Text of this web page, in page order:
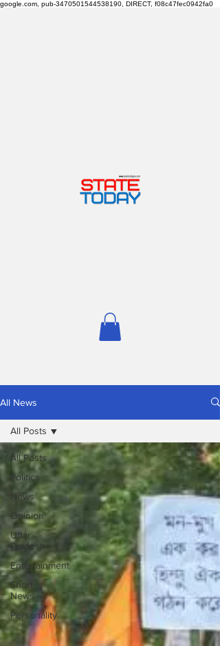
google.com, pub-3470501544538190, DIRECT, f08c47fec0942fa0
All News
All Posts
Politics
News
Opinion
Uttar
Pradesh
Entertainment
Short
News
Personality
All Posts